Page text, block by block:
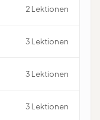
2 Lektionen
3 Lektionen
3 Lektionen
3 Lektionen